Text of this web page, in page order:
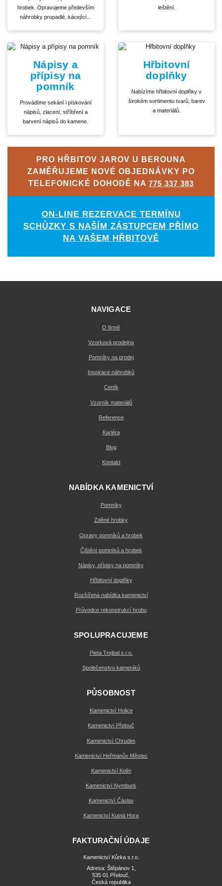
hrobek. Opravujeme především
náhrobky propadlé, kácející...
leštění.
Nápisy a
přípisy na
pomník
Provádíme sekání i pískování
nápisů, zlacení, stříbření a
barvení nápisů do kamene.
Hřbitovní
doplňky
Nabízíme hřbitovní doplňky v
širokém sortimentu tvarů, barev
a materiálů.
PRO HŘBITOV JAROV U BEROUNA
ZAMĚŘUJEME NOVÉ OBJEDNÁVKY PO
TELEFONICKÉ DOHODĚ NA 775 337 383
ON-LINE REZERVACE TERMÍNU
SCHŮZKY S NAŠÍM ZÁSTUPCEM PŘÍMO
NA VAŠEM HŘBITOVĚ
NAVIGACE
O firmě
Vzorková prodejna
Pomníky na prodej
Inspirace náhrobků
Ceník
Vzorník materiálů
Reference
Kariéra
Blog
Kontakt
NABÍDKA KAMENICTVÍ
Pomníky
Zděné hrobky
Opravy pomníků a hrobek
Čištění pomníků a hrobek
Nápisy, přípisy na pomníky
Hřbitovní doplňky
Rozšířená nabídka kamenictví
Průvodce rekonstrukcí hrobu
SPOLUPRACUJEME
Pieta Trejbal s.r.o.
Společenstvo kameníků
PŮSOBNOST
Kamenictví Holice
Kamenictví Přelouč
Kamenictví Chrudim
Kamenictví Heřmanův Městec
Kamenictví Kolín
Kamenictví Nymburk
Kamenictví Čáslav
Kamenictví Kutná Hora
FAKTURAČNÍ ÚDAJE
Kamenictví Kůrka s.r.o.
Adresa: Štěpánov 1,
535 01 Přelouč,
Česká republika